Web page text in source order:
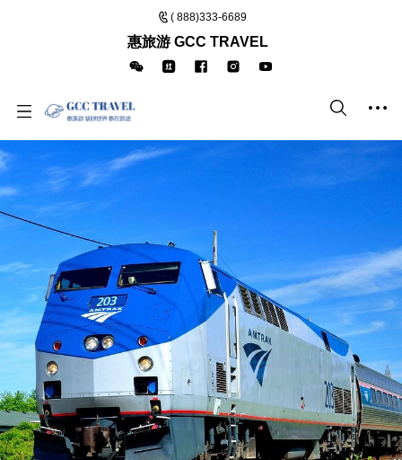
( 888)333-6689
惠旅游 GCC TRAVEL